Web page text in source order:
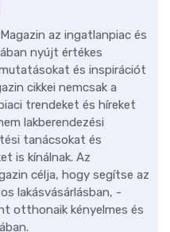
az ingatlanpiac és
nyújt értékes
és inspirációt
cikkei nemcsak a
trendeket és híreket
lakberendezési
tanácsokat és
is kínálnak. Az
célja, hogy segítse az
lakásvásárlásban, -
otthonaik kényelmes és